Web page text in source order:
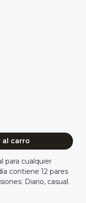
al carro
para cualquier
contiene 12 pares
Diario, casual.